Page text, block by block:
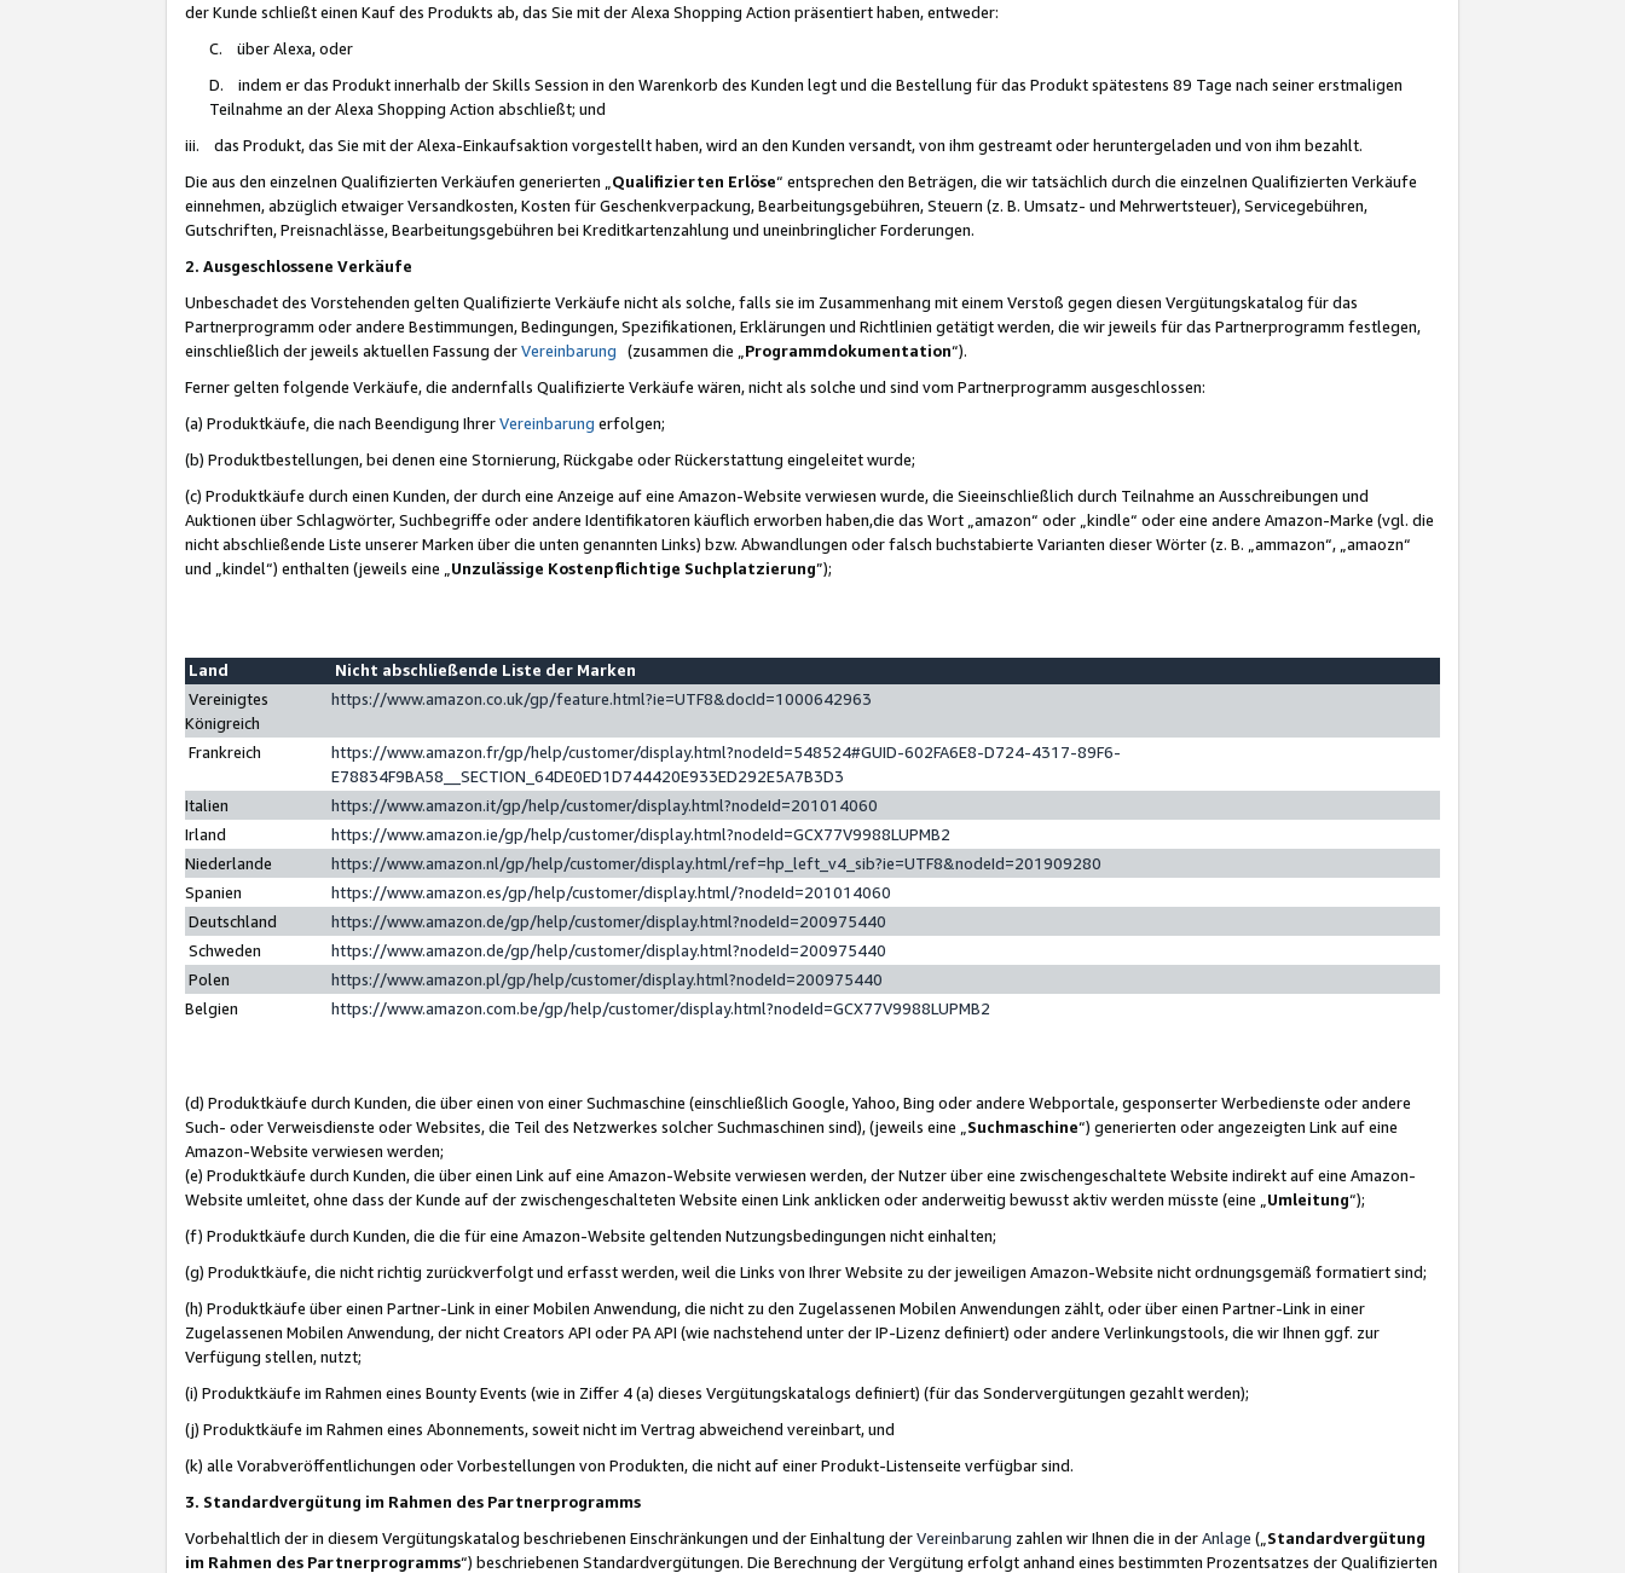
der Kunde schließt einen Kauf des Produkts ab, das Sie mit der Alexa Shopping Action präsentiert haben, entweder:
C. über Alexa, oder
D. indem er das Produkt innerhalb der Skills Session in den Warenkorb des Kunden legt und die Bestellung für das Produkt spätestens 89 Tage nach seiner erstmaligen
Teilnahme an der Alexa Shopping Action abschließt; und
iii. das Produkt, das Sie mit der Alexa-Einkaufsaktion vorgestellt haben, wird an den Kunden versandt, von ihm gestreamt oder heruntergeladen und von ihm bezahlt.
Die aus den einzelnen Qualifizierten Verkäufen generierten „ Qualifizierten Erlöse“ entsprechen den Beträgen, die wir tatsächlich durch die einzelnen Qualifizierten Verkäufe
einnehmen, abzüglich etwaiger Versandkosten, Kosten für Geschenkverpackung, Bearbeitungsgebühren, Steuern (z. B. Umsatz- und Mehrwertsteuer), Servicegebühren,
Gutschriften, Preisnachlässe, Bearbeitungsgebühren bei Kreditkartenzahlung und uneinbringlicher Forderungen.
2. Ausgeschlossene Verkäufe
Unbeschadet des Vorstehenden gelten Qualifizierte Verkäufe nicht als solche, falls sie im Zusammenhang mit einem Verstoß gegen diesen Vergütungskatalog für das
Partnerprogramm oder andere Bestimmungen, Bedingungen, Spezifikationen, Erklärungen und Richtlinien getätigt werden, die wir jeweils für das Partnerprogramm festlegen,
einschließlich der jeweils aktuellen Fassung derVereinbarung (zusammen die „ Programmdokumentation“).
Ferner gelten folgende Verkäufe, die andernfalls Qualifizierte Verkäufe wären, nicht als solche und sind vom Partnerprogramm ausgeschlossen:
(a) Produktkäufe, die nach Beendigung IhrerVereinbarung erfolgen;
(b) Produktbestellungen, bei denen eine Stornierung, Rückgabe oder Rückerstattung eingeleitet wurde;
(c) Produktkäufe durch einen Kunden, der durch eine Anzeige auf eine Amazon-Website verwiesen wurde, die Sieeinschließlich durch Teilnahme an Ausschreibungen und
Auktionen über Schlagwörter, Suchbegriffe oder andere Identifikatoren käuflich erworben haben,die das Wort „amazon“ oder „kindle“ oder eine andere Amazon-Marke (vgl. die
nicht abschließende Liste unserer Marken über die unten genannten Links) bzw. Abwandlungen oder falsch buchstabierte Varianten dieser Wörter (z. B. „ammazon“, „amaozn“
und „kindel“) enthalten (jeweils eine „ Unzulässige Kostenpflichtige Suchplatzierung”);
Land
Nicht abschließende Liste der Marken
Vereinigtes
Königreich
https://www.amazon.co.uk/gp/feature.html?ie=UTF8&docId=1000642963
Frankreich
https://www.amazon.fr/gp/help/customer/display.html?nodeId=548524#GUID-602FA6E8-D724-4317-89F6-
E78834F9BA58__SECTION_64DE0ED1D744420E933ED292E5A7B3D3
Italien
https://www.amazon.it/gp/help/customer/display.html?nodeId=201014060
Irland
https://www.amazon.ie/gp/help/customer/display.html?nodeId=GCX77V9988LUPMB2
Niederlande
https://www.amazon.nl/gp/help/customer/display.html/ref=hp_left_v4_sib?ie=UTF8&nodeId=201909280
Spanien
https://www.amazon.es/gp/help/customer/display.html/?nodeId=201014060
Deutschland
https://www.amazon.de/gp/help/customer/display.html?nodeId=200975440
Schweden
https://www.amazon.de/gp/help/customer/display.html?nodeId=200975440
Polen
https://www.amazon.pl/gp/help/customer/display.html?nodeId=200975440
Belgien
https://www.amazon.com.be/gp/help/customer/display.html?nodeId=GCX77V9988LUPMB2
(d) Produktkäufe durch Kunden, die über einen von einer Suchmaschine (einschließlich Google, Yahoo, Bing oder andere Webportale, gesponserter Werbedienste oder andere
Such- oder Verweisdienste oder Websites, die Teil des Netzwerkes solcher Suchmaschinen sind), (jeweils eine „ Suchmaschine“) generierten oder angezeigten Link auf eine
Amazon-Website verwiesen werden;
(e) Produktkäufe durch Kunden, die über einen Link auf eine Amazon-Website verwiesen werden, der Nutzer über eine zwischengeschaltete Website indirekt auf eine Amazon-
Website umleitet, ohne dass der Kunde auf der zwischengeschalteten Website einen Link anklicken oder anderweitig bewusst aktiv werden müsste (eine „ Umleitung“);
(f) Produktkäufe durch Kunden, die die für eine Amazon-Website geltenden Nutzungsbedingungen nicht einhalten;
(g) Produktkäufe, die nicht richtig zurückverfolgt und erfasst werden, weil die Links von Ihrer Website zu der jeweiligen Amazon-Website nicht ordnungsgemäß formatiert sind;
(h) Produktkäufe über einen Partner-Link in einer Mobilen Anwendung, die nicht zu den Zugelassenen Mobilen Anwendungen zählt, oder über einen Partner-Link in einer
Zugelassenen Mobilen Anwendung, der nicht Creators API oder PA API (wie nachstehend unter der IP-Lizenz definiert) oder andere Verlinkungstools, die wir Ihnen ggf. zur
Verfügung stellen, nutzt;
(i) Produktkäufe im Rahmen eines Bounty Events (wie in Ziffer 4 (a) dieses Vergütungskatalogs definiert) (für das Sondervergütungen gezahlt werden);
(j) Produktkäufe im Rahmen eines Abonnements, soweit nicht im Vertrag abweichend vereinbart, und
(k) alle Vorabveröffentlichungen oder Vorbestellungen von Produkten, die nicht auf einer Produkt-Listenseite verfügbar sind.
3. Standardvergütung im Rahmen des Partnerprogramms
Vorbehaltlich der in diesem Vergütungskatalog beschriebenen Einschränkungen und der Einhaltung derVereinbarung zahlen wir Ihnen die in derAnlage („ Standardvergütung
im Rahmen des Partnerprogramms“) beschriebenen Standardvergütungen. Die Berechnung der Vergütung erfolgt anhand eines bestimmten Prozentsatzes der Qualifizierten